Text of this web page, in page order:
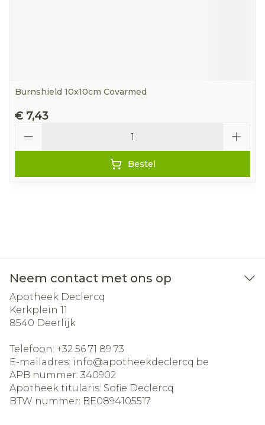
Burnshield 10x10cm Covarmed
€ 7,43
Bestel
Neem contact met ons op
Apotheek Declercq
Kerkplein 11
8540 Deerlijk
Telefoon: +32 56 71 89 73
E-mailadres: info@apotheekdeclercq.be
APB nummer: 340902
Apotheek titularis: Sofie Declercq
BTW nummer: BE0894105517